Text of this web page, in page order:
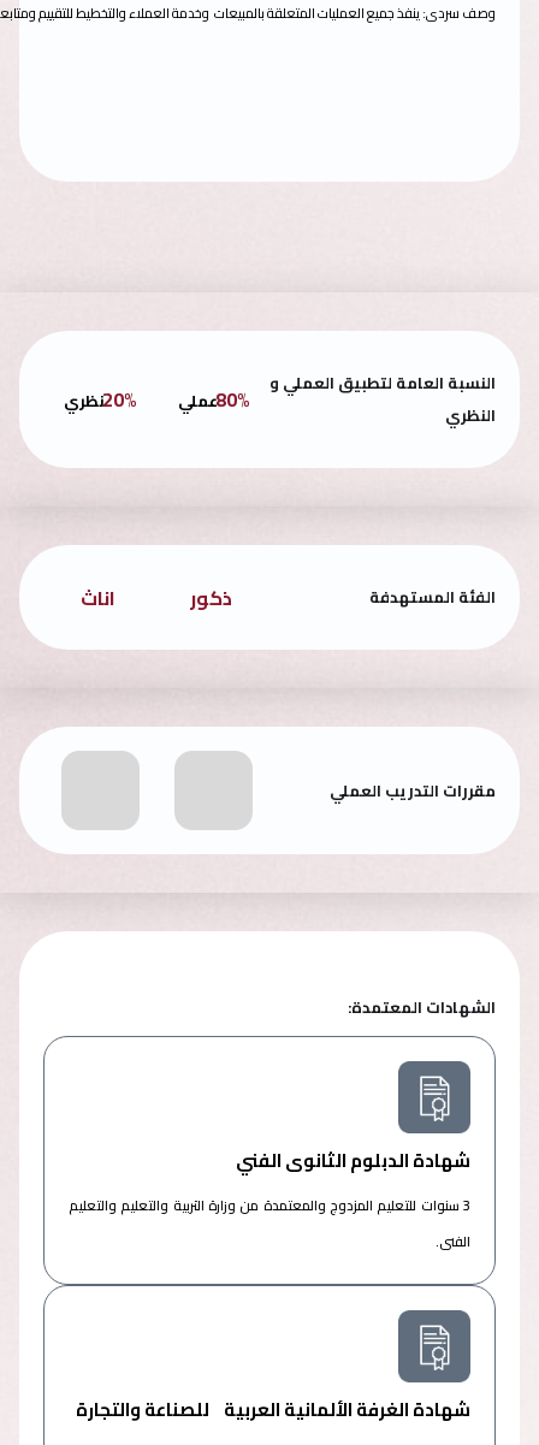
وصف سردى: ينفذ جميع العمليات المتعلقة بالمبيعات وخدمة العملاء والتخطيط للتقييم
النسبة العامة لتطبيق العملي و
النظري
80%عملي 20%نظري
الفئة المستهدفة ذكور اناث
مقررات التدريب العملي
الشهادات المعتمدة:
شهادة الدبلوم الثانوى الفني
3 سنوات للتعليم المزدوج والمعتمدة من وزارة التربية والتعليم والتعليم
الفنى.
شهادة الغرفة الألمانية العربية للصناعة والتجارة